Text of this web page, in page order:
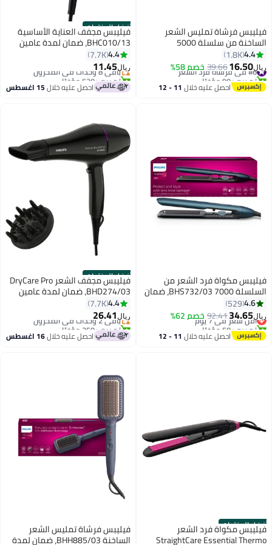
فيليبس فرشاة تمليس الشعر
الساخنة من سلسلة 5000
BHH730/03، ضمان لمدة عامين
4.4
1.8K
ريال16.50
39.66خصم 58% #6 في فرشاة فرد الشعر
تم بيع +90 مؤخرًا
#6 في فرشاة فرد الشعر احصل عليه خلال 11 - 12
أفضل المنتجات
فيليبس مجفف العناية الأساسية
BHC010/13، ضمان لمدة عامين
أسود
4.4
7.7K
ريال11.45
#2 في مجففات الشعر
باقي 8 وحدات في المخزون
تم بيع +520 مؤخرًا
#2 في مجففات الشعر احصل عليه خلال15 اغسطس
فيليبس مكواة فرد الشعر من
السلسلة 7000 BHS732/03، ضمان
لمدة عامين
4.6
529
ريال34.65
92.41خصم 62%
#27 في كاويات تجعيد الشعر
أقل سعر في 7 يوم
تم بيع +50 مؤخرًا
#27 في كاويات تجعيد الشعر احصل عليه خلال 11 - 12
أفضل المنتجات فيليبس مجفف الشعر DryCare Pro
BHD274/03، ضمان لمدة عامين
4.4
7.7K
ريال 26.41
#4 في مجففات الشعر
باقي 2 وحدات في المخزون
تم بيع +350 مؤخرًا
#4 في مجففات الشعر احصل عليه خلال16 اغسطس
أفضل المنتجات
فيليبس مكواة فرد الشعر
StraightCare Essential Thermo
فيليبس فرشاة تمليس الشعر
الساخنة BHH885/03، ضمان لمدة